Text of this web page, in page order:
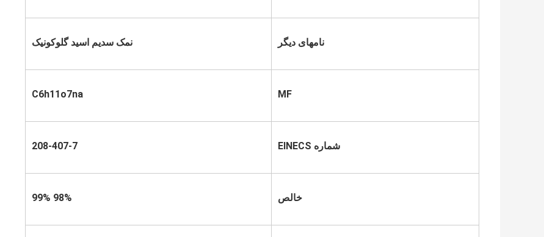
نامهای دیگر نمک سدیم اسید گلوکونیک
MF
C6h11o7na
شماره EINECS 208-407-7
خالص 98% 99%